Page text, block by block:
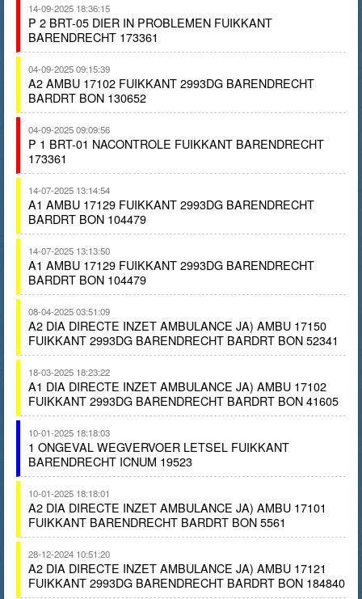
14-09-2025 18:36:15
P 2 BRT-05 DIER IN PROBLEMEN FUIKKANT
BARENDRECHT 173361
04-09-2025 09:15:39
A2 AMBU 17102 FUIKKANT 2993DG BARENDRECHT
BARDRT BON 130652
04-09-2025 09:09:56
P 1 BRT-01 NACONTROLE FUIKKANT BARENDRECHT
173361
14-07-2025 13:14:54
A1 AMBU 17129 FUIKKANT 2993DG BARENDRECHT
BARDRT BON 104479
14-07-2025 13:13:50
A1 AMBU 17129 FUIKKANT 2993DG BARENDRECHT
BARDRT BON 104479
08-04-2025 03:51:09
A2 DIA DIRECTE INZET AMBULANCE JA) AMBU 17150
FUIKKANT 2993DG BARENDRECHT BARDRT BON 52341
18-03-2025 18:23:22
A1 DIA DIRECTE INZET AMBULANCE JA) AMBU 17102
FUIKKANT 2993DG BARENDRECHT BARDRT BON 41605
10-01-2025 18:18:03
1 ONGEVAL WEGVERVOER LETSEL FUIKKANT
BARENDRECHT ICNUM 19523
10-01-2025 18:18:01
A2 DIA DIRECTE INZET AMBULANCE JA) AMBU 17101
FUIKKANT BARENDRECHT BARDRT BON 5561
28-12-2024 10:51:20
A2 DIA DIRECTE INZET AMBULANCE JA) AMBU 17121
FUIKKANT 2993DG BARENDRECHT BARDRT BON 184840